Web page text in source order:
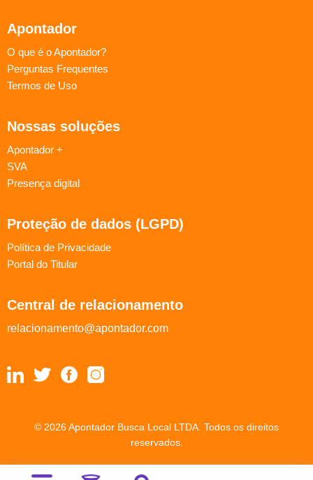
Apontador
O que é o Apontador?
Perguntas Frequentes
Termos de Uso
Nossas soluções
Apontador +
SVA
Presença digital
Proteção de dados (LGPD)
Política de Privacidade
Portal do Titular
Central de relacionamento
relacionamento@apontador.com
© 2026 Apontador Busca Local LTDA. Todos os direitos
reservados.